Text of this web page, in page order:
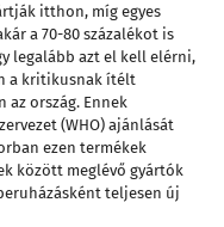
itthon, míg egyes
a 70-80 százalékot is
legalább azt el kell elérni,
a kritikusnak ítélt
az ország. Ennek
(WHO) ajánlását
ezen termékek
között meglévő gyártók
teljesen új